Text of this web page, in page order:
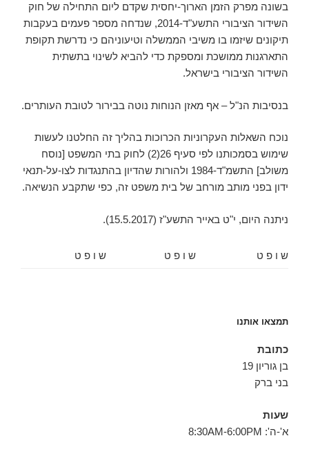
בשונה מפרק הזמן הארוך-יחסית שקדם ליום התחילה של חוק
השידור הציבורי התשע"ד-2014, שנדחה מספר פעמים בעקבות
תיקונים שיזמו בו משיבי הממשלה וטיעוניהם כי נדרשת תקופת
התארגנות ממושכת ומספקת כדי להביא לשינוי בתשתית
השידור הציבורי בישראל.
בנסיבות הנ"ל – אף מאזן הנוחות נוטה בבירור לטובת העותרים.
נוכח השאלות העקרוניות הכרוכות בהליך זה החלטנו לעשות
שימוש בסמכותנו לפי סעיף 26(2) לחוק בתי המשפט [נוסח
משולב] התשמ"ד-1984 ולהורות שהדיון בהתנגדות לצו-על-תנאי
ידון בפני מותב מורחב של בית משפט זה, כפי שתקבע הנשיאה.
ניתנה היום, ‏י"ט באייר התשע"ז (‏15.5.2017).
ש ו פ ט ש ו פ ט ש ו פ ט
תמצאו אותנו
כתובת
בן גוריון 19
בני ברק
שעות
א'-ה': 8:30AM-6:00PM